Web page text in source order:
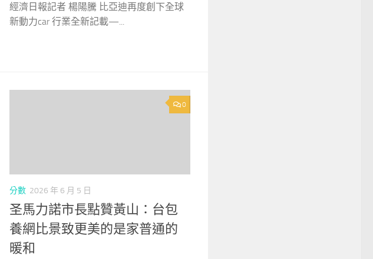
經濟日報記者 楊陽騰 比亞迪再度創下全球
新動力car 行業全新記載—...
0
分數 2026 年 6 月 5 日
圣馬力諾市長點贊黃山：台包
養網比景致更美的是家普通的
暖和